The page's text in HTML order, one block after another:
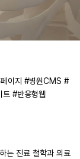
이지 #병원CMS #
트 #반응형웹
는 진료 철학과 의료